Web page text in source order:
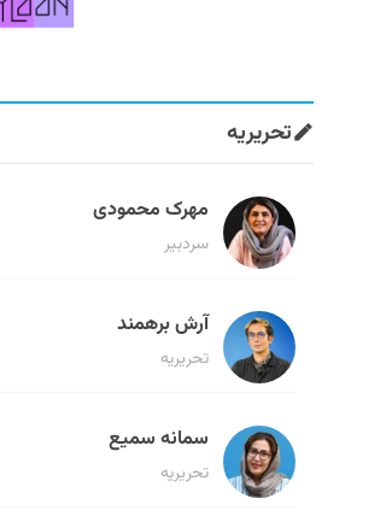
تحریریه
مهرک محمودی
سردبیر
آرش برهمند
تحریریه
سمانه سمیع
تحریریه